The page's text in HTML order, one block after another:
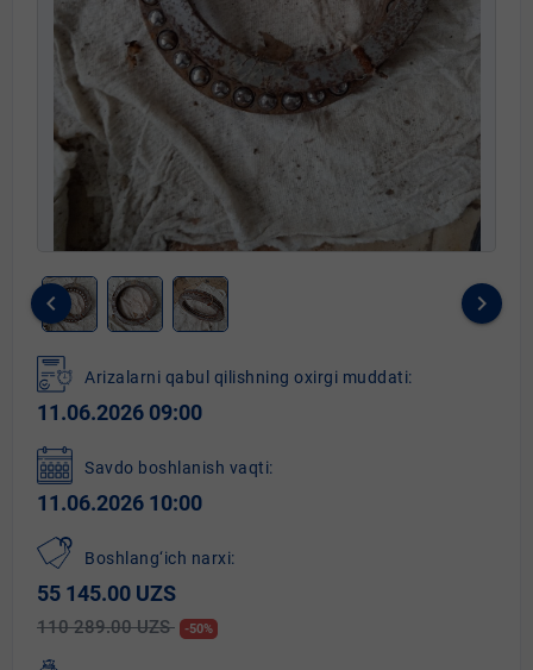
1
of
3
keyboard_arrow_left keyboard_arrow_right
Arizalarni qabul qilishning oxirgi muddati:
11.06.2026 09:00
Savdo boshlanish vaqti:
11.06.2026 10:00
Boshlang‘ich narxi:
55 145.00 UZS
110 289.00 UZS -50%